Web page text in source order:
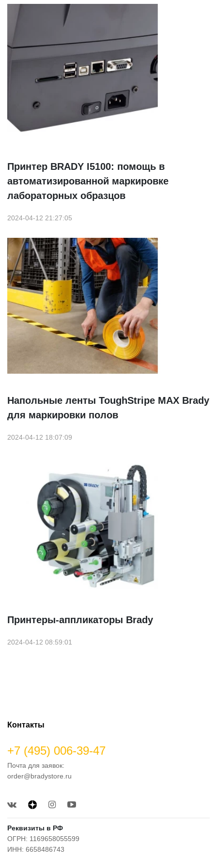
Принтер BRADY I5100: помощь в
автоматизированной маркировке
лабораторных образцов
2024-04-12 21:27:05
Напольные ленты ToughStripe MAX Brady
для маркировки полов
2024-04-12 18:07:09
Принтеры-аппликаторы Brady
2024-04-12 08:59:01
Контакты
+7 (495) 006-39-47
Почта для заявок:
order@bradystore.ru
Реквизиты в РФ
ОГРН: 1169658055599
ИНН: 6658486743